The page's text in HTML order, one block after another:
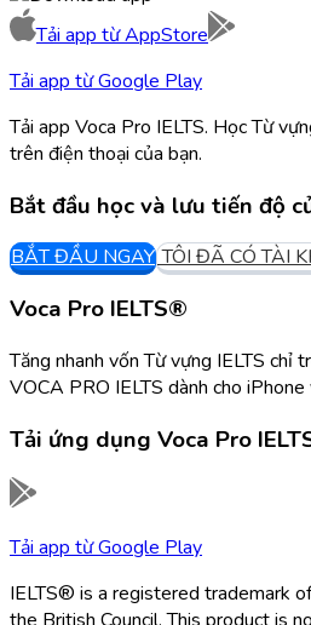
Tải app từAppStore
Tải app từGoogle Play
Tải app Voca Pro IELTS. Học Từ
trên điện thoại của bạn.
Bắt đầu học và lưu tiến độ
BẮT ĐẦU NGAY TÔI ĐÃ CÓ TÀI
Voca Pro IELTS®
Tăng nhanh vốn Từ vựng IELTS chỉ
VOCA PRO IELTS dành cho
Tải ứng dụng Voca Pro
Tải app từGoogle Play
IELTS® is a registered trademark